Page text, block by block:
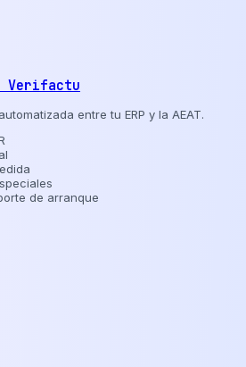
Verifactu
entre tu ERP y la AEAT.
de arranque